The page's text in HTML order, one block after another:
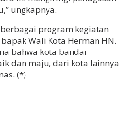
ungkapnya.
program kegiatan
Wali Kota Herman HN.
bahwa kota bandar
dan maju, dari kota lainnya
(*)